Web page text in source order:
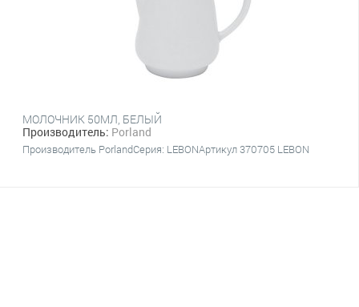
МОЛОЧНИК 50МЛ, БЕЛЫЙ
Производитель: Porland
Производитель PorlandСерия: LEBONАртикул 370705 LEBON